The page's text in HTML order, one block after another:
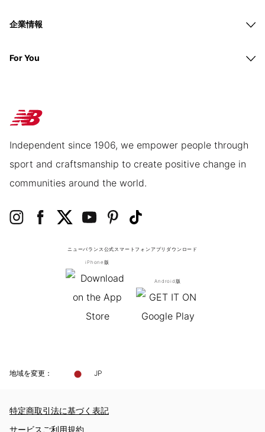
企業情報
For You
Independent since 1906, we empower people through
sport and craftsmanship to create positive change in
communities around the world.
ニューバランス公式スマートフォンアプリ ダウンロード
iPhone版
Android版
地域を変更： JP
特定商取引法に基づく表記
サービスご利用規約